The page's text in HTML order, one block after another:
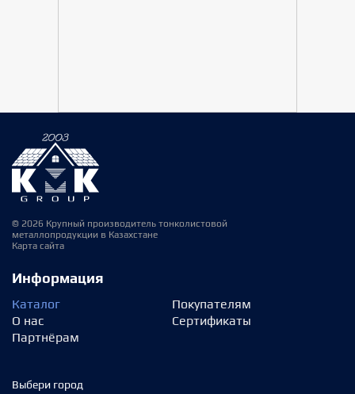
© 2026 Крупный производитель тонколистовой
металлопродукции в Казахстане
Карта сайта
Информация
Каталог
О нас
Партнёрам
Покупателям
Сертификаты
Выбери город